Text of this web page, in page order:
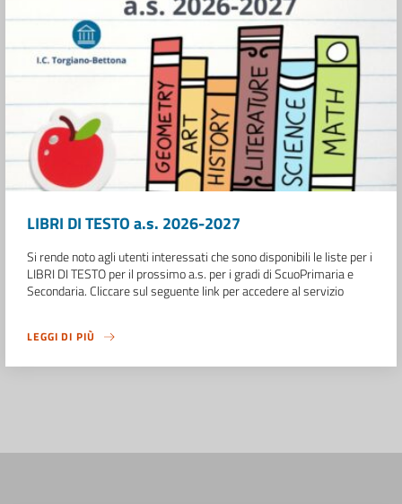
LIBRI DI TESTO a.s. 2026-2027
Si rende noto agli utenti interessati che sono disponibili le liste per i
LIBRI DI TESTO per il prossimo a.s. per i gradi di ScuoPrimaria e
Secondaria. Cliccare sul seguente link per accedere al servizio
LEGGI DI PIÙ